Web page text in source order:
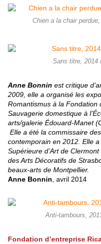
Chien a la chair
Sans titre, 2014
Anne Bonnin est critique
2009, elle a organisé les
Romantismus à la Fondation
Sauvagerie domestique à
arts/galerie Édouard-Manet
Elle a été la commissaire
contemporain en 2012. Elle
Supérieure d’Art de
des Arts Décoratifs de
beaux-arts de Montpellier.
Anne Bonnin , avril 2014
Anti-tambours,
Fondation d’entreprise